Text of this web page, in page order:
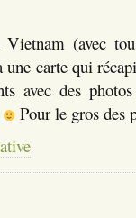
(avec
carte qui
avec des
Pour le gros